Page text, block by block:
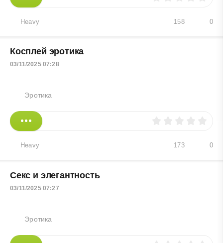
Heavy 0
158
Косплей эротика
03/11/2025 07:28
Эротика
Heavy 0
173
Секс и элегантность
03/11/2025 07:27
Эротика